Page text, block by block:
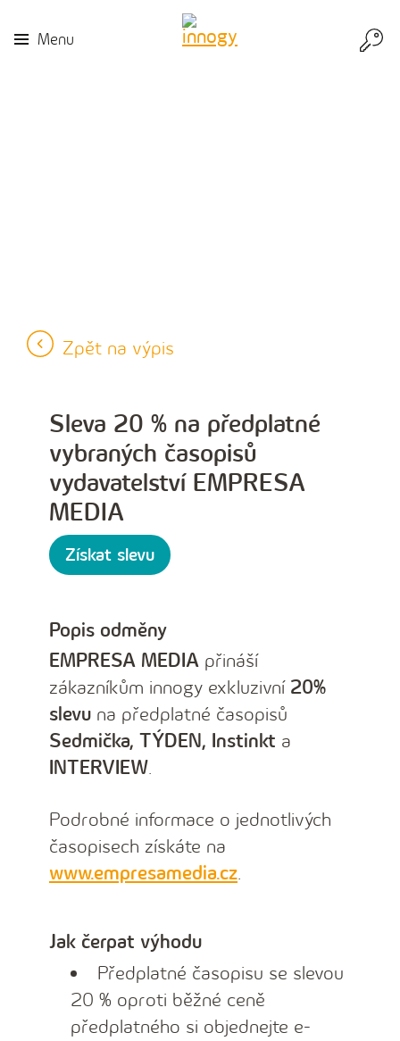
Menu
Zpět na výpis
Sleva 20 % na předplatné
vybraných časopisů
vydavatelství EMPRESA
MEDIA
Získat slevu
Popis odměny
EMPRESA MEDIA přináší
zákazníkům innogy exkluzivní 20%
slevu na předplatné časopisů
Sedmička, TÝDEN, Instinkt a
INTERVIEW.
Podrobné informace o jednotlivých
časopisech získáte na
www.empresamedia.cz.
Jak čerpat výhodu
Předplatné časopisu se slevou
20 % oproti běžné ceně
předplatného si objednejte e-